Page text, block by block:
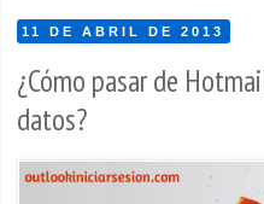
11 DE ABRIL DE 2013
¿Cómo pasar de
datos?